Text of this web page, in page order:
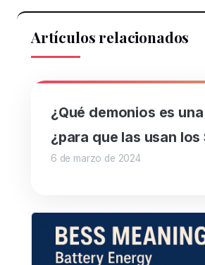
Artículos relacionados
¿Qué demonios es una
¿para que las usan los
6 de marzo de 2024